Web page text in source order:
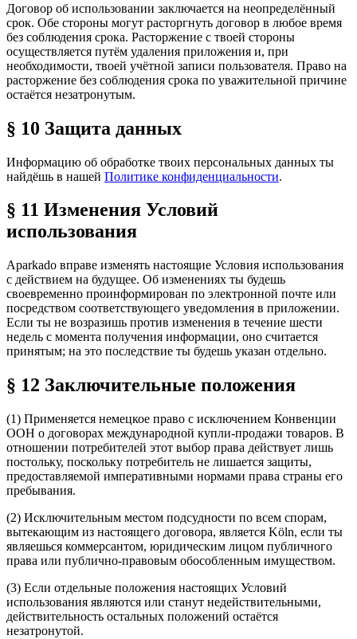
Договор об использовании заключается на неопределённый
срок. Обе стороны могут расторгнуть договор в любое время
без соблюдения срока. Расторжение с твоей стороны
осуществляется путём удаления приложения и, при
необходимости, твоей учётной записи пользователя. Право на
расторжение без соблюдения срока по уважительной причине
остаётся незатронутым.
§ 10 Защита данных
Информацию об обработке твоих персональных данных ты
найдёшь в нашей Политике конфиденциальности.
§ 11 Изменения Условий
использования
Aparkado вправе изменять настоящие Условия использования
с действием на будущее. Об изменениях ты будешь
своевременно проинформирован по электронной почте или
посредством соответствующего уведомления в приложении.
Если ты не возразишь против изменения в течение шести
недель с момента получения информации, оно считается
принятым; на это последствие ты будешь указан отдельно.
§ 12 Заключительные положения
(1) Применяется немецкое право с исключением Конвенции
ООН о договорах международной купли-продажи товаров. В
отношении потребителей этот выбор права действует лишь
постольку, поскольку потребитель не лишается защиты,
предоставляемой императивными нормами права страны его
пребывания.
(2) Исключительным местом подсудности по всем спорам,
вытекающим из настоящего договора, является Köln, если ты
являешься коммерсантом, юридическим лицом публичного
права или публично-правовым обособленным имуществом.
(3) Если отдельные положения настоящих Условий
использования являются или станут недействительными,
действительность остальных положений остаётся
незатронутой.